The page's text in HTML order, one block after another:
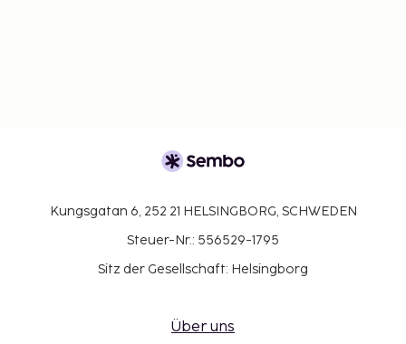
Kungsgatan 6, 252 21 HELSINGBORG, SCHWEDEN
Steuer-Nr.: 556529-1795
Sitz der Gesellschaft: Helsingborg
Über uns